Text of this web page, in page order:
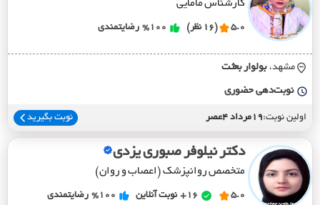
کارشناس مامایی
5.0 (16 نظر) %100 رضایتمندی
مشهد، بولوار بعثت
نوبت‌دهی حضوری
اولین نوبت:19مرداد 4عصر نوبت بگیرید
دکتر نیلوفر صبوری یزدی
متخصص روانپزشک (اعصاب و روان)
5.0
16+ نوبت آنلاین %100 رضایتمندی